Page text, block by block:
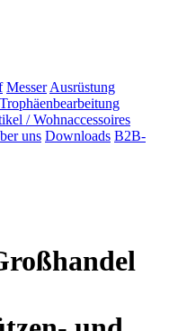
Messer Ausrüstung
Trophäenbearbeitung
/ Wohnaccessoires
uns Downloads B2B-